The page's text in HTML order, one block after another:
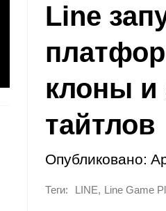
Line
клоны и
тайтлов
Опубликовано:
Теги: LINE, Line Game